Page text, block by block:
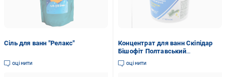
Сіль для ванн "Релакс"
оцінити
Концентрат для ванн Скіпідар
Бішофіт Полтавський
кристалічний 1000 мл (1011007-
1K)
оцінити